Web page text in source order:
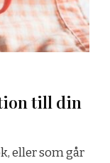
till din
eller som går